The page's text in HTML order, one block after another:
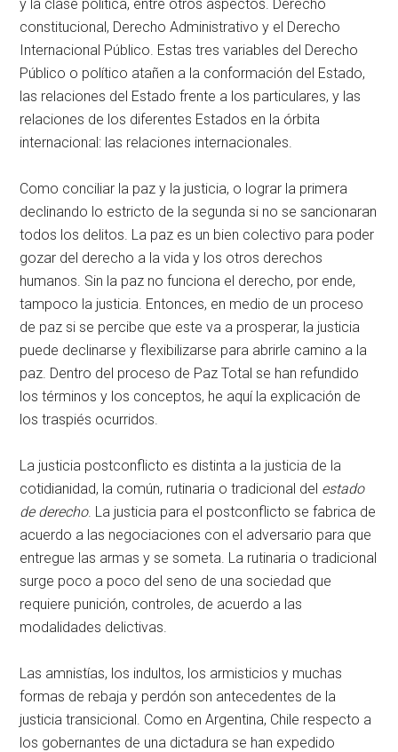
y la clase política, entre otros aspectos. Derecho
constitucional, Derecho Administrativo y el Derecho
Internacional Público. Estas tres variables del Derecho
Público o político atañen a la conformación del Estado,
las relaciones del Estado frente a los particulares, y las
relaciones de los diferentes Estados en la órbita
internacional: las relaciones internacionales.
Como conciliar la paz y la justicia, o lograr la primera
declinando lo estricto de la segunda si no se sancionaran
todos los delitos. La paz es un bien colectivo para poder
gozar del derecho a la vida y los otros derechos
humanos. Sin la paz no funciona el derecho, por ende,
tampoco la justicia. Entonces, en medio de un proceso
de paz si se percibe que este va a prosperar, la justicia
puede declinarse y flexibilizarse para abrirle camino a la
paz. Dentro del proceso de Paz Total se han refundido
los términos y los conceptos, he aquí la explicación de
los traspiés ocurridos.
La justicia postconflicto es distinta a la justicia de la
cotidianidad, la común, rutinaria o tradicional del estado
de derecho. La justicia para el postconflicto se fabrica de
acuerdo a las negociaciones con el adversario para que
entregue las armas y se someta. La rutinaria o tradicional
surge poco a poco del seno de una sociedad que
requiere punición, controles, de acuerdo a las
modalidades delictivas.
Las amnistías, los indultos, los armisticios y muchas
formas de rebaja y perdón son antecedentes de la
justicia transicional. Como en Argentina, Chile respecto a
los gobernantes de una dictadura se han expedido